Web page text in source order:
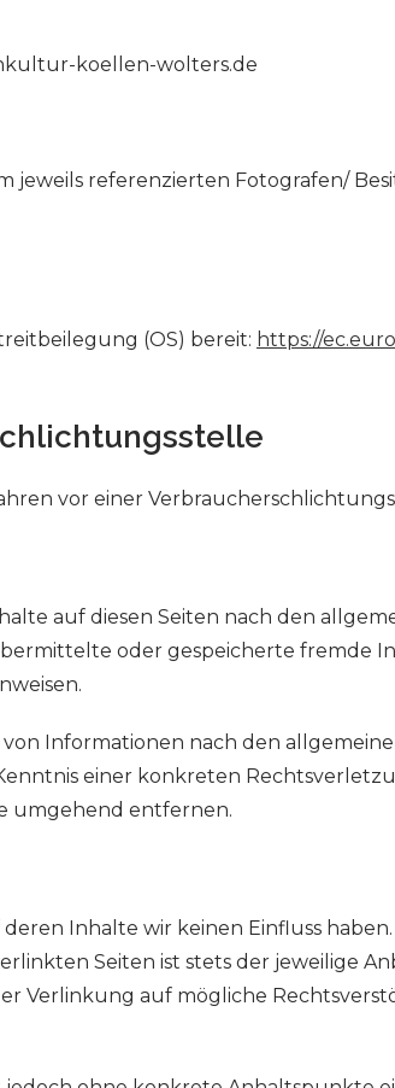
koellen-wolters.de
referenzierten Fotografen/
(OS) bereit: https://
vor einer
auf diesen Seiten nach den
oder gespeicherte fremde
Informationen nach den
einer konkreten
umgehend entfernen.
Inhalte wir keinen Einfluss
Seiten ist stets der jeweilige
Verlinkung auf mögliche